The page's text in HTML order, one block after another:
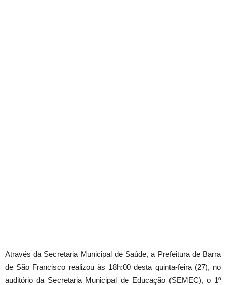
Através da Secretaria Municipal de Saúde, a Prefeitura de Barra
de São Francisco realizou às 18h:00 desta quinta-feira (27), no
auditório da Secretaria Municipal de Educação (SEMEC), o 1º